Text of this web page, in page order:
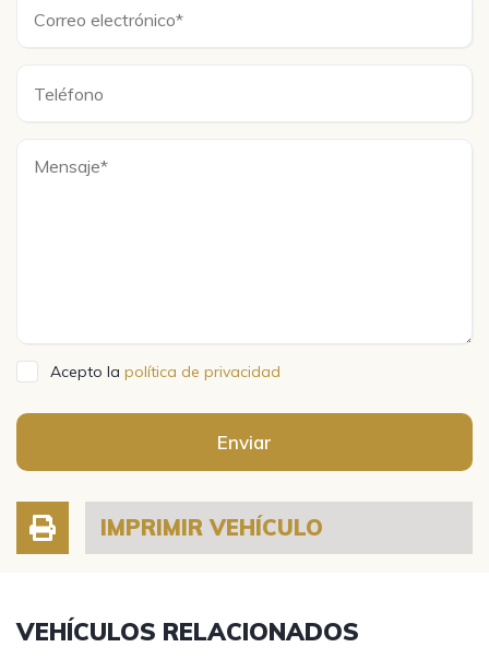
Acepto la política de privacidad
Enviar
IMPRIMIR VEHÍCULO
VEHÍCULOS RELACIONADOS